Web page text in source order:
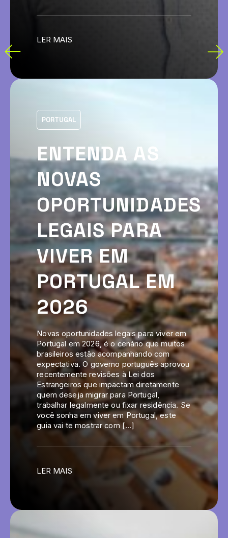
LER MAIS
PORTUGAL
ENTENDA AS
NOVAS
OPORTUNIDADES
LEGAIS PARA
VIVER EM
PORTUGAL EM
2026
Novas oportunidades legais para viver em
Portugal em 2026, é o cenário que muitos
brasileiros estão acompanhando com
expectativa. O governo português aprovou
recentemente revisões à Lei dos
Estrangeiros que impactam diretamente
quem deseja migrar para Portugal,
trabalhar legalmente ou fixar residência. Se
você sonha em viver em Portugal, este
guia vai te mostrar com […]
LER MAIS